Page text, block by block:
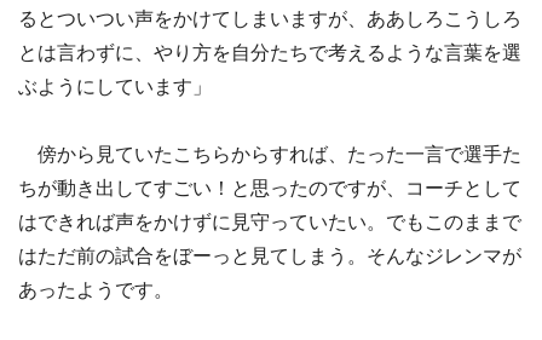
るとついつい声をかけてしまいますが、ああしろこうしろ
とは言わずに、やり方を自分たちで考えるような言葉を選
ぶようにしています」
傍から見ていたこちらからすれば、たった一言で選手た
ちが動き出してすごい！と思ったのですが、コーチとして
はできれば声をかけずに見守っていたい。でもこのままで
はただ前の試合をぼーっと見てしまう。そんなジレンマが
あったようです。